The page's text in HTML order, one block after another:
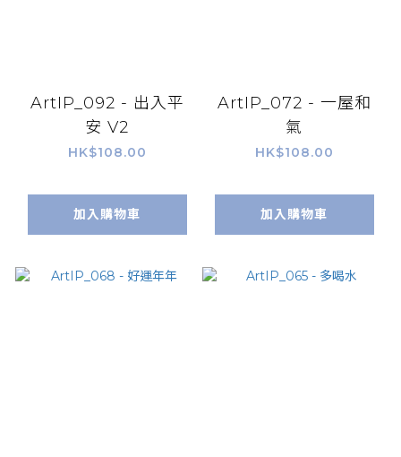
ArtIP_092 - 出入平
安 V2
HK$108.00
加入購物車
ArtIP_072 - 一屋和
氣
HK$108.00
加入購物車